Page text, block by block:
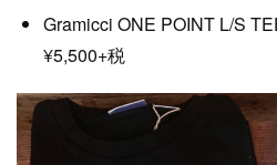
Gramicci ONE POINT L/S
¥5,500+税